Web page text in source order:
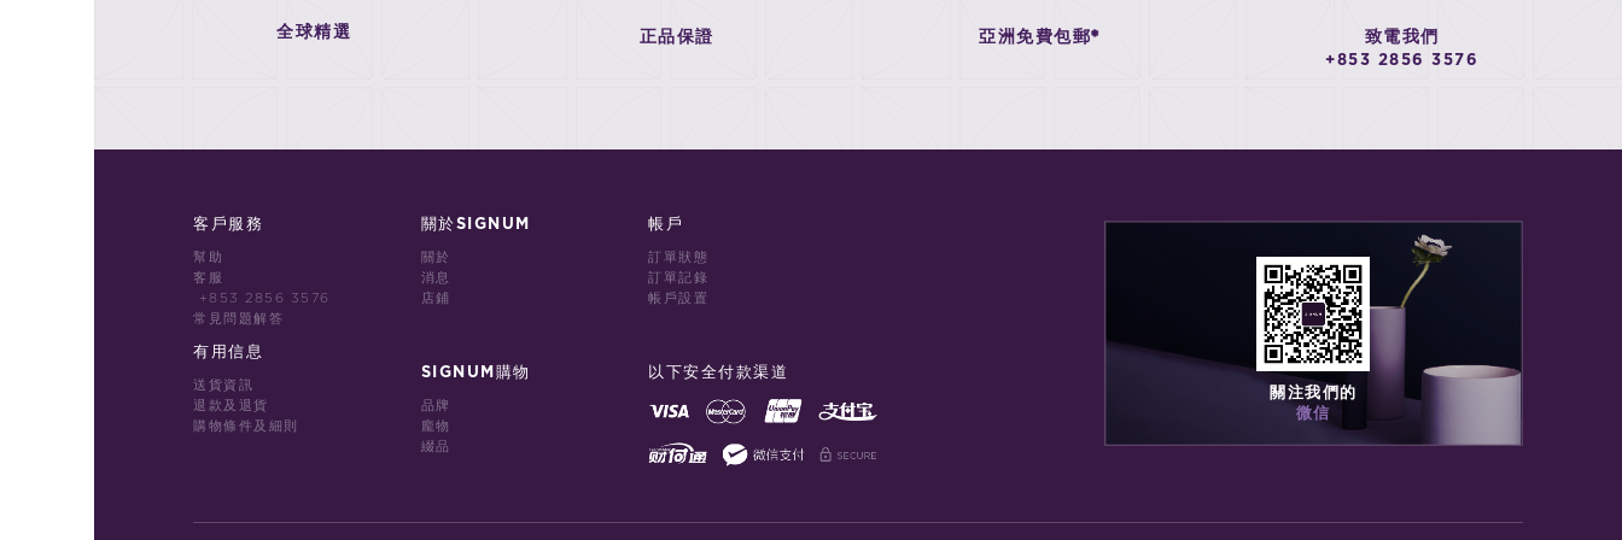
全球精選 正品保證 亞洲免費包郵* 致電我們
+853 2856 3576
客戶服務
幫助
客服
+853 2856 3576
常見問題解答
有用信息
送貨資訊
退款及退貨
購物條件及細則
關於SIGNUM
關於
消息
店鋪
SIGNUM購物
品牌
龐物
綴品
帳戶
訂單狀態
訂單記錄
帳戶設置
以下安全付款渠道
關注我們的
微信